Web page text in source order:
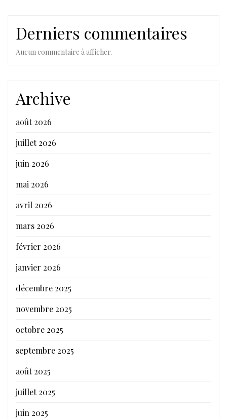
Derniers commentaires
Aucun commentaire à afficher.
Archive
août 2026
juillet 2026
juin 2026
mai 2026
avril 2026
mars 2026
février 2026
janvier 2026
décembre 2025
novembre 2025
octobre 2025
septembre 2025
août 2025
juillet 2025
juin 2025